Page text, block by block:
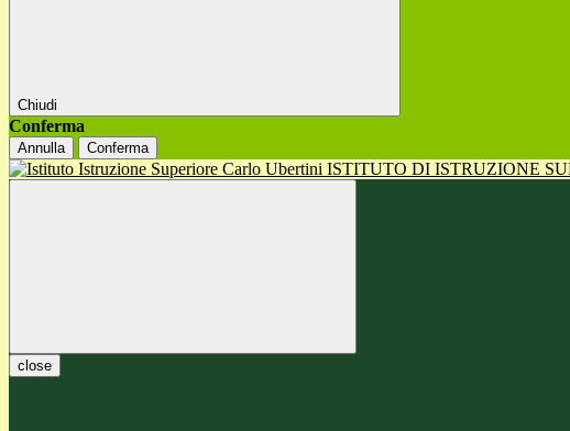
Chiudi
Conferma
Annulla Conferma
ISTITUTO DI ISTRUZIONE
close